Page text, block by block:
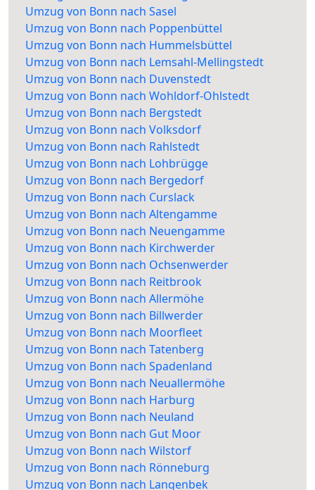
Umzug von Bonn nach Sasel
Umzug von Bonn nach Poppenbüttel
Umzug von Bonn nach Hummelsbüttel
Umzug von Bonn nach Lemsahl-Mellingstedt
Umzug von Bonn nach Duvenstedt
Umzug von Bonn nach Wohldorf-Ohlstedt
Umzug von Bonn nach Bergstedt
Umzug von Bonn nach Volksdorf
Umzug von Bonn nach Rahlstedt
Umzug von Bonn nach Lohbrügge
Umzug von Bonn nach Bergedorf
Umzug von Bonn nach Curslack
Umzug von Bonn nach Altengamme
Umzug von Bonn nach Neuengamme
Umzug von Bonn nach Kirchwerder
Umzug von Bonn nach Ochsenwerder
Umzug von Bonn nach Reitbrook
Umzug von Bonn nach Allermöhe
Umzug von Bonn nach Billwerder
Umzug von Bonn nach Moorfleet
Umzug von Bonn nach Tatenberg
Umzug von Bonn nach Spadenland
Umzug von Bonn nach Neuallermöhe
Umzug von Bonn nach Harburg
Umzug von Bonn nach Neuland
Umzug von Bonn nach Gut Moor
Umzug von Bonn nach Wilstorf
Umzug von Bonn nach Rönneburg
Umzug von Bonn nach Langenbek